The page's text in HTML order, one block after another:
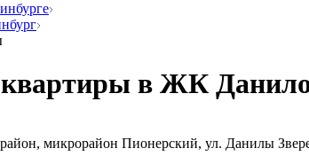
в ЖК
микрорайон Пионерский, ул. Данилы